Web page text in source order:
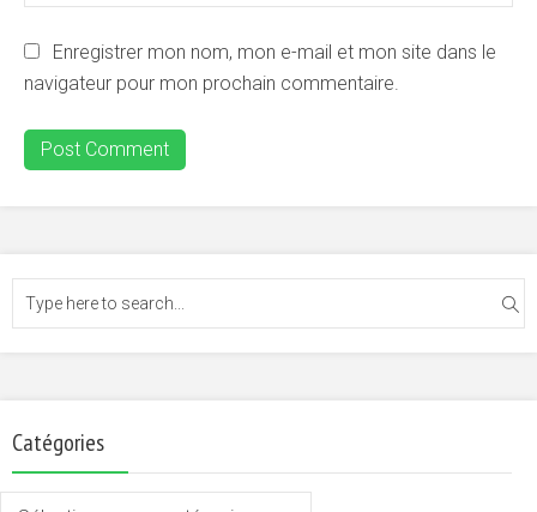
Enregistrer mon nom, mon e-mail et mon site dans le
navigateur pour mon prochain commentaire.
Catégories